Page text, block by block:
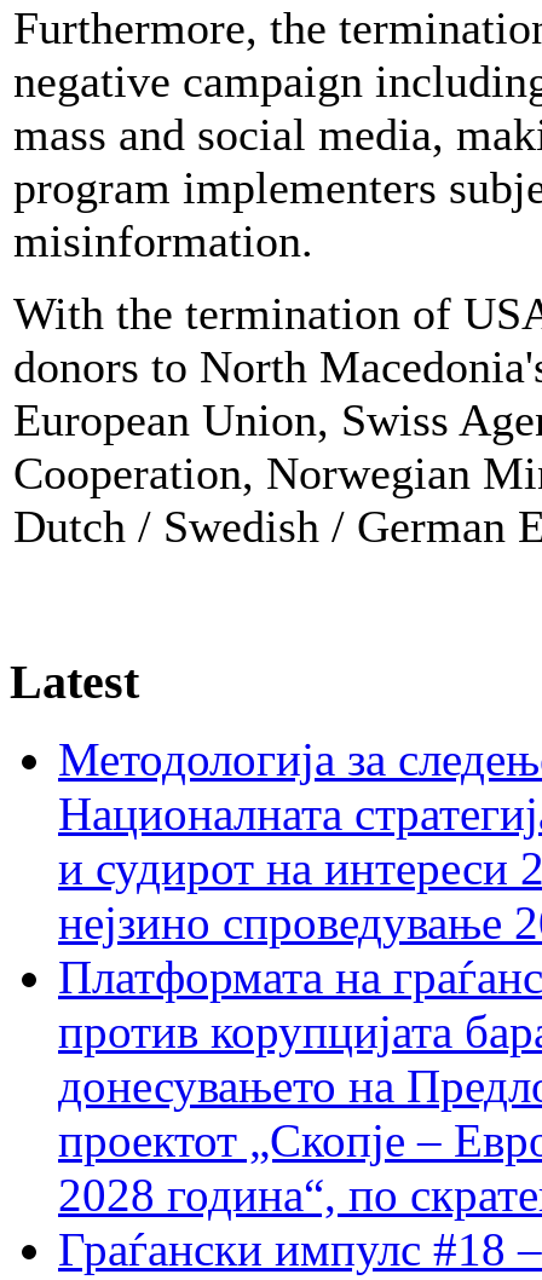
Furthermore, the
negative campaign
mass and social media,
program implementers
misinformation.
With the termination of
donors to North
European Union, Swiss
Cooperation, Norwegian
Dutch / Swedish / German
Latest
Методологија за
Националната
и судирот на интереси
нејзино спроведување
Платформата на
против корупцијата
донесувањето на
проектот „Скопје –
2028 година“, по
Граѓански импулс #18